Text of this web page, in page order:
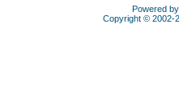
Powered by
Copyright © 2002-